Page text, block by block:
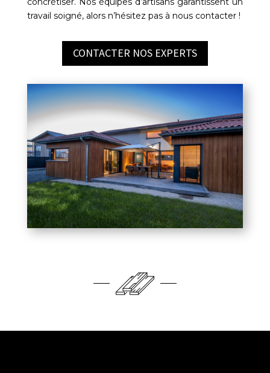
travail soigné, alors n’hésitez pas à nous contacter !
CONTACTER NOS EXPERTS